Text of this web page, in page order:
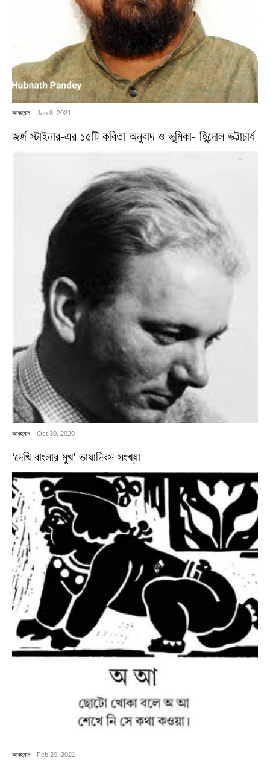
আবহমান - Jan 8, 2021
জর্জ স্টাইনার-এর ১৫টি কবিতা অনুবাদ ও ভূমিকা- হিন্দোল ভট্টাচার্য
আবহমান - Oct 30, 2020
‘দেখি বাংলার মুখ’ ভাষাদিবস সংখ্যা
আবহমান - Feb 20, 2021